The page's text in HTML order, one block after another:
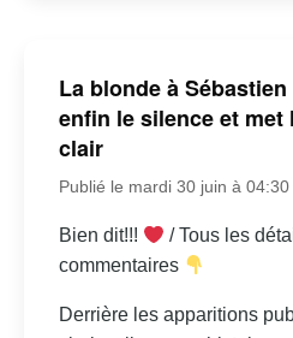
La blonde à
enfin le silence et met
clair
Publié le mardi 30 juin à 04:30
Bien dit!!!
/ Tous les
commentaires
Derrière les apparitions